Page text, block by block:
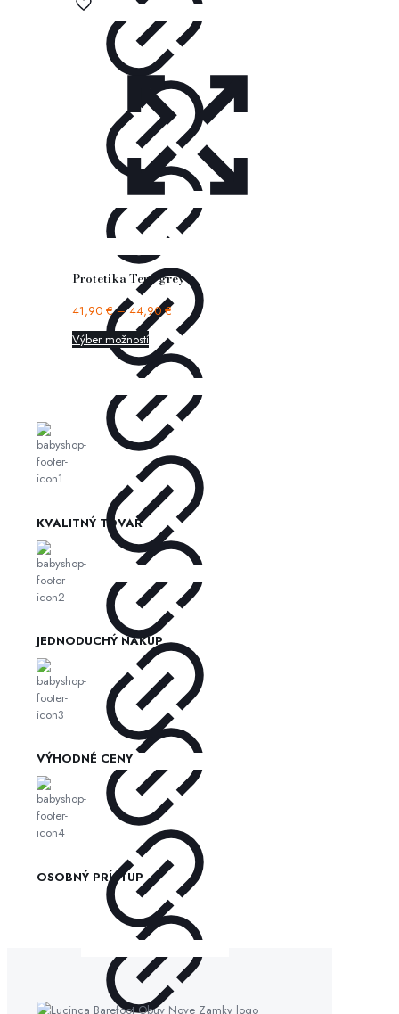
Protetika Tery grey
41,90 €–44,90€
Výber možností
KVALITNÝ TOVAR
JEDNODUCHÝ NÁKUP
VÝHODNÉ CENY
OSOBNÝ PRÍSTUP